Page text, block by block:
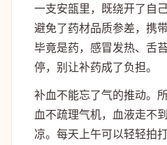
一支安瓿里，既绕开了自
避免了药材品质参差，携
毕竟是药，感冒发热、舌
停，别让补药成了负担。
补血不能忘了气的推动。
血不疏理气机，血液走不
凉。每天上午可以轻轻拍